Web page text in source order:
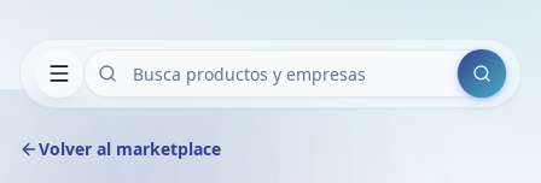
Buscar
Volver al marketplace